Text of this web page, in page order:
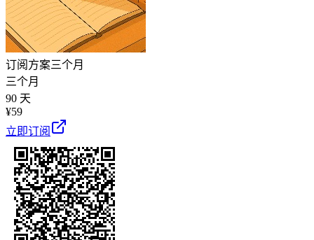
订阅方案三个月
三个月
90 天
¥59
立即订阅